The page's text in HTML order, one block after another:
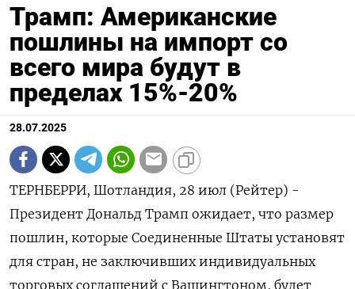
Трамп: Американские
пошлины на импорт со
всего мира будут в
пределах 15%-20%
28.07.2025
ТЕРНБЕРРИ, Шотландия, 28 июл (Рейтер) -
Президент Дональд Трамп ожидает, что размер
пошлин, которые Соединенные Штаты установят
для стран, не заключивших индивидуальных
торговых соглашений с Вашингтоном, будет